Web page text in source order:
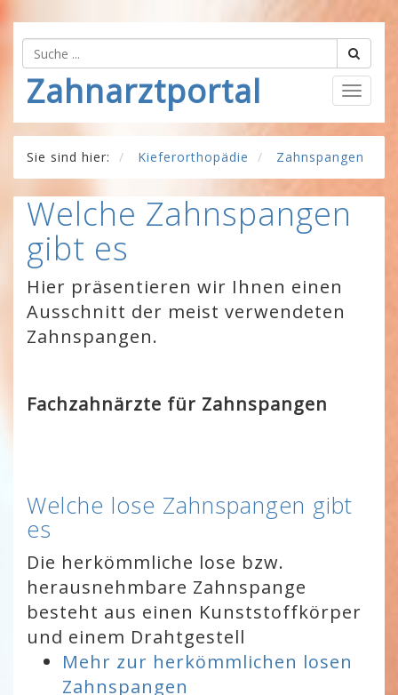
Zahnarztportal
Sie sind hier: Kieferorthopädie Zahnspangen
Welche Zahnspangen
gibt es
Hier präsentieren wir Ihnen einen
Ausschnitt der meist verwendeten
Zahnspangen.
Fachzahnärzte für Zahnspangen
Welche lose Zahnspangen gibt
es
Die herkömmliche lose bzw.
herausnehmbare Zahnspange
besteht aus einen Kunststoffkörper
und einem Drahtgestell
Mehr zur herkömmlichen losen
Zahnspangen